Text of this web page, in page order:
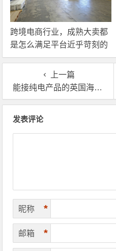
跨境电商行业，成熟大卖都
是怎么满足平台近乎苛刻的
物流时效要求的？
上一篇
能接纯电产品的英国海外仓到底怎么选？
发表评论
昵称 *
邮箱 *